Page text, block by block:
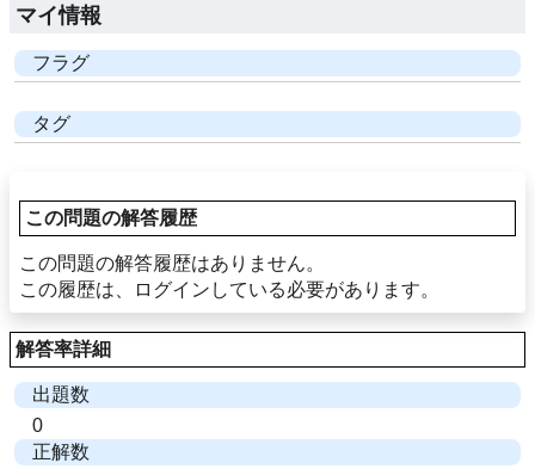
マイ情報
フラグ
タグ
この問題の解答履歴
この問題の解答履歴はありません。
この履歴は、ログインしている必要があります。
解答率詳細
出題数
0
正解数